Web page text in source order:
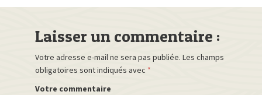
Laisser un commentaire :
Votre adresse e-mail ne sera pas publiée. Les champs
obligatoires sont indiqués avec *
Votre commentaire